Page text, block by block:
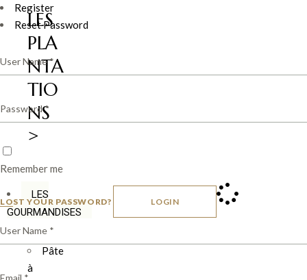
LES
PLA
NTA
TIO
NS
>
LES
GOURMANDISES
Pâte
à
Register
Reset Password
Remember me
LOST YOUR PASSWORD? LOGIN